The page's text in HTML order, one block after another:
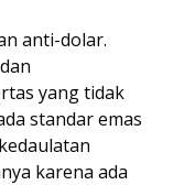
anti-dolar.
yang tidak
standar emas
karena ada